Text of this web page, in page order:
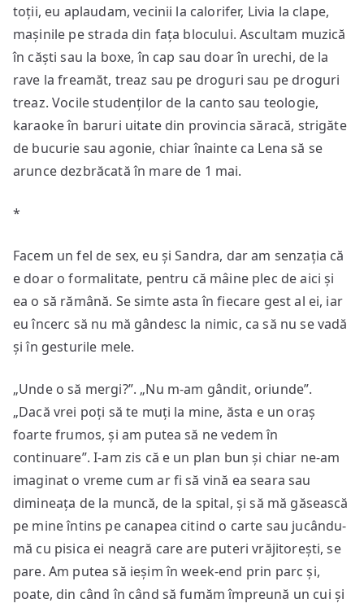
toții, eu aplaudam, vecinii la calorifer, Livia la clape,
mașinile pe strada din fața blocului. Ascultam muzică
în căști sau la boxe, în cap sau doar în urechi, de la
rave la freamăt, treaz sau pe droguri sau pe droguri
treaz. Vocile studenților de la canto sau teologie,
karaoke în baruri uitate din provincia săracă, strigăte
de bucurie sau agonie, chiar înainte ca Lena să se
arunce dezbrăcată în mare de 1 mai.
*
Facem un fel de sex, eu și Sandra, dar am senzația că
e doar o formalitate, pentru că mâine plec de aici și
ea o să rămână. Se simte asta în fiecare gest al ei, iar
eu încerc să nu mă gândesc la nimic, ca să nu se vadă
și în gesturile mele.
„Unde o să mergi?”. „Nu m-am gândit, oriunde”.
„Dacă vrei poți să te muți la mine, ăsta e un oraș
foarte frumos, și am putea să ne vedem în
continuare”. I-am zis că e un plan bun și chiar ne-am
imaginat o vreme cum ar fi să vină ea seara sau
dimineața de la muncă, de la spital, și să mă găsească
pe mine întins pe canapea citind o carte sau jucându-
mă cu pisica ei neagră care are puteri vrăjitorești, se
pare. Am putea să ieșim în week-end prin parc și,
poate, din când în când să fumăm împreună un cui și